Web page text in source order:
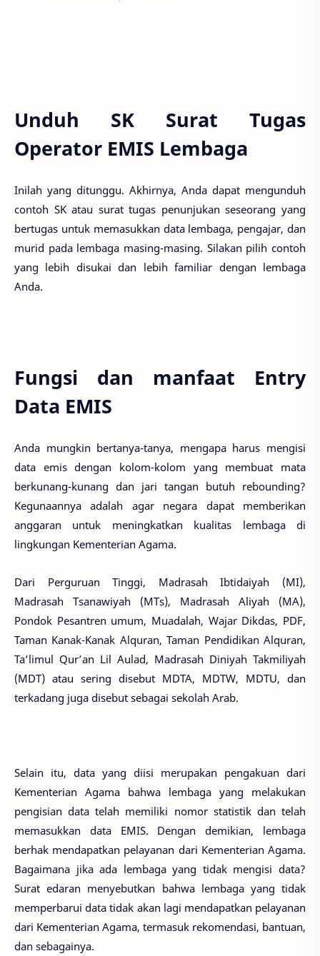
Unduh SK Surat Tugas
Operator EMIS Lembaga
Inilah yang ditunggu. Akhirnya, Anda dapat mengunduh
contoh SK atau surat tugas penunjukan seseorang yang
bertugas untuk memasukkan data lembaga, pengajar, dan
murid pada lembaga masing-masing. Silakan pilih contoh
yang lebih disukai dan lebih familiar dengan lembaga
Anda.
Fungsi dan manfaat Entry
Data EMIS
Anda mungkin bertanya-tanya, mengapa harus mengisi
data emis dengan kolom-kolom yang membuat mata
berkunang-kunang dan jari tangan butuh rebounding?
Kegunaannya adalah agar negara dapat memberikan
anggaran untuk meningkatkan kualitas lembaga di
lingkungan Kementerian Agama.
Dari Perguruan Tinggi, Madrasah Ibtidaiyah (MI),
Madrasah Tsanawiyah (MTs), Madrasah Aliyah (MA),
Pondok Pesantren umum, Muadalah, Wajar Dikdas, PDF,
Taman Kanak-Kanak Alquran, Taman Pendidikan Alquran,
Ta’limul Qur’an Lil Aulad, Madrasah Diniyah Takmiliyah
(MDT) atau sering disebut MDTA, MDTW, MDTU, dan
terkadang juga disebut sebagai sekolah Arab.
Selain itu, data yang diisi merupakan pengakuan dari
Kementerian Agama bahwa lembaga yang melakukan
pengisian data telah memiliki nomor statistik dan telah
memasukkan data EMIS. Dengan demikian, lembaga
berhak mendapatkan pelayanan dari Kementerian Agama.
Bagaimana jika ada lembaga yang tidak mengisi data?
Surat edaran menyebutkan bahwa lembaga yang tidak
memperbarui data tidak akan lagi mendapatkan pelayanan
dari Kementerian Agama, termasuk rekomendasi, bantuan,
dan sebagainya.